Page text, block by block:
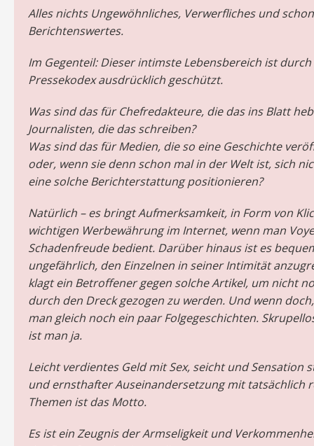
Alles nichts Ungewöhnliches, Verwerfliches und
Berichtenswertes.
Im Gegenteil: Dieser intimste Lebensbereich ist
Pressekodex ausdrücklich geschützt.
Was sind das für Chefredakteure, die das ins Blatt
Journalisten, die das schreiben?
Was sind das für Medien, die so eine Geschichte
oder, wenn sie denn schon mal in der Welt ist, sich
eine solche Berichterstattung positionieren?
Natürlich – es bringt Aufmerksamkeit, in Form von
wichtigen Werbewährung im Internet, wenn man
Schadenfreude bedient. Darüber hinaus ist es
ungefährlich, den Einzelnen in seiner Intimität
klagt ein Betroffener gegen solche Artikel, um nicht
durch den Dreck gezogen zu werden. Und wenn
man gleich noch ein paar Folgegeschichten.
ist man ja.
Leicht verdientes Geld mit Sex, seicht und Sensation
und ernsthafter Auseinandersetzung mit tatsächlich
Themen ist das Motto.
Es ist ein Zeugnis der Armseligkeit und